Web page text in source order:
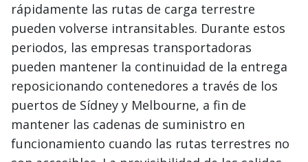
rápidamente las rutas de carga terrestre
pueden volverse intransitables. Durante estos
periodos, las empresas transportadoras
pueden mantener la continuidad de la entrega
reposicionando contenedores a través de los
puertos de Sídney y Melbourne, a fin de
mantener las cadenas de suministro en
funcionamiento cuando las rutas terrestres no